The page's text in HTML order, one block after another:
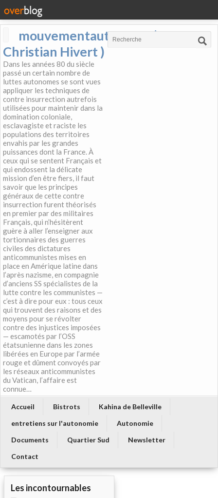
mouvementautonome (
Christian Hivert )
Dans les années 80 du siècle
passé un certain nombre de
luttes autonomes se sont vues
appliquer les techniques de
contre insurrection autrefois
utilisées pour maintenir dans la
domination coloniale,
esclavagiste et raciste les
populations des territoires
envahis par les grandes
puissances dont la France. À
ceux qui se sentent Français et
qui endossent la délicate
mission d’en être fiers, il faut
savoir que les principes
généraux de cette contre
insurrection furent théorisés
en premier par des militaires
Français, qui n’hésitèrent
guère à aller l’enseigner aux
tortionnaires des guerres
civiles des dictatures
anticommunistes mises en
place en Amérique latine dans
l’après nazisme, en compagnie
d’anciens SS spécialistes de la
lutte contre les communistes —
c’est à dire pour eux : tous ceux
qui trouvent des raisons et des
moyens pour se révolter
contre des injustices imposées
— escamotés par l’OSS
étatsunienne dans les zones
libérées en Europe par l’armée
rouge et dûment convoyés par
les réseaux anticommunistes
du Vatican, l’affaire est
connue…
Accueil Bistrots
Kahina de Belleville
entretiens sur l'autonomie
Autonomie
Documents
Quartier Sud
Newsletter
Contact
Les incontournables